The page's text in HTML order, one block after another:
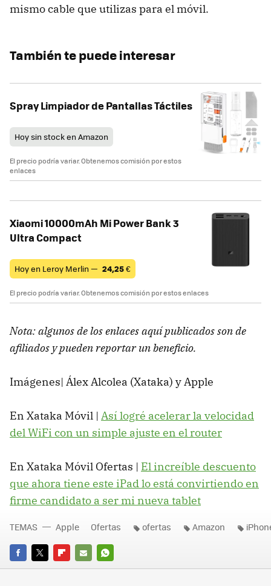
mismo cable que utilizas para el móvil.
También te puede interesar
Spray Limpiador de Pantallas Táctiles
Hoy sin stock en Amazon
El precio podría variar. Obtenemos comisión por estos
enlaces
Xiaomi 10000mAh Mi Power Bank 3
Ultra Compact
Hoy en Leroy Merlin — 24,25€
El precio podría variar. Obtenemos comisión por estos enlaces
Nota: algunos de los enlaces aquí publicados son de
afiliados y pueden reportar un beneficio.
Imágenes| Álex Alcolea (Xataka) y Apple
En Xataka Móvil | Así logré acelerar la velocidad
del WiFi con un simple ajuste en el router
En Xataka Móvil Ofertas | El increíble descuento
que ahora tiene este iPad lo está convirtiendo en
firme candidato a ser mi nueva tablet
FACEBOOK
TWITTERFLIPBOARD
E-
WHATSAPP
TEMAS Apple Ofertas ofertas Amazon